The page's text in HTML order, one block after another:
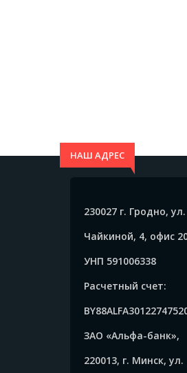
НАШ АДРЕС
230027 г. Гродно,
Чайкиной, 4, офис
УНП 591006338
Расчетный счет:
ЗАО «Альфа-банк»,
220013, г. Минск, ул.